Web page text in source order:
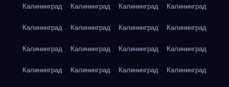
Калининград Калининград Калининград Калининград
Калининград Калининград Калининград Калининград
Калининград Калининград Калининград Калининград
Калининград Калининград Калининград Калининград